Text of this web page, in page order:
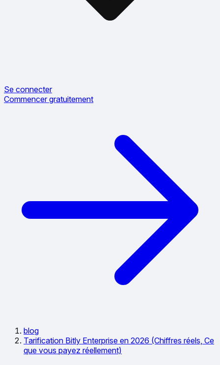
Se connecter
Commencer gratuitement
blog
Tarification Bitly Enterprise en 2026 (Chiffres réels, Ce
que vous payez réellement)